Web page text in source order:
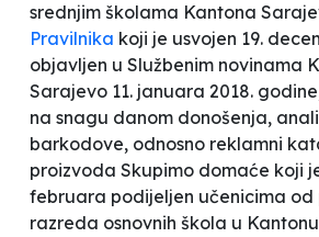
srednjim školama Kantona
Pravilnika koji je usvojen 19.
objavljen u Službenim novinama
Sarajevo 11. januara 2018.
na snagu danom donošenja,
barkodove, odnosno reklamni
proizvoda Skupimo domaće koji
februara podijeljen učenicima od
razreda osnovnih škola u